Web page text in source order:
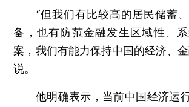
“但我们有比较高的居民储蓄、
备，也有防范金融发生区域性、
案，我们有能力保持中国的经济、
说。
他明确表示，当前中国经济运